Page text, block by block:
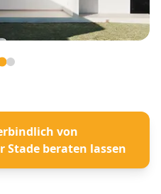
von
beraten lassen